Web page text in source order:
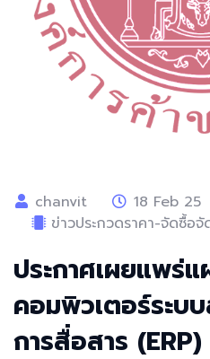
chanvit
18 Feb 25
ข่าวประกวดราคา-จัดซื้อจั
ประกาศเผยแพร่แ
คอมพิวเตอร์ระบ
การสื่อสาร